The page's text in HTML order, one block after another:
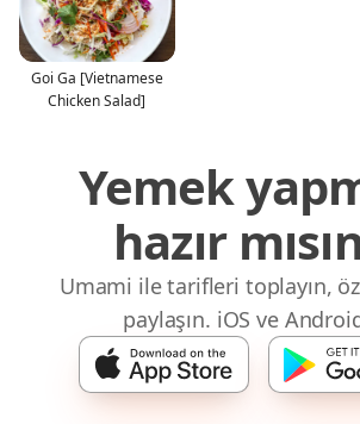
Goi Ga [Vietnamese
Chicken Salad]
Yemek
hazır
Umami ile tarifleri toplayın,
paylaşın. iOS ve